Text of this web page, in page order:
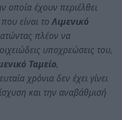
οποία έχουν περιέλθει
είναι τοΛιμενικό
πλέον να
υποχρεώσεις του,
Ταμείο,
χρόνια δεν έχει γίνει
και την αναβάθμισή